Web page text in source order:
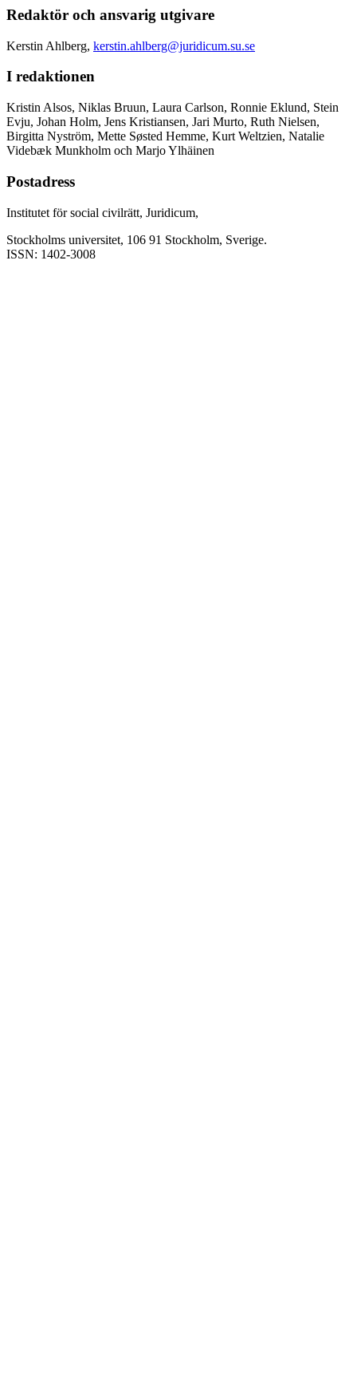
Redaktör och ansvarig utgivare
Kerstin Ahlberg, kerstin.ahlberg@juridicum.su.se
I redaktionen
Kristin Alsos, Niklas Bruun, Laura Carlson, Ronnie Eklund, Stein
Evju, Johan Holm, Jens Kristiansen, Jari Murto, Ruth Nielsen,
Birgitta Nyström, Mette Søsted Hemme, Kurt Weltzien, Natalie
Videbæk Munkholm och Marjo Ylhäinen
Postadress
Institutet för social civilrätt, Juridicum,
Stockholms universitet, 106 91 Stockholm, Sverige.
ISSN: 1402-3008